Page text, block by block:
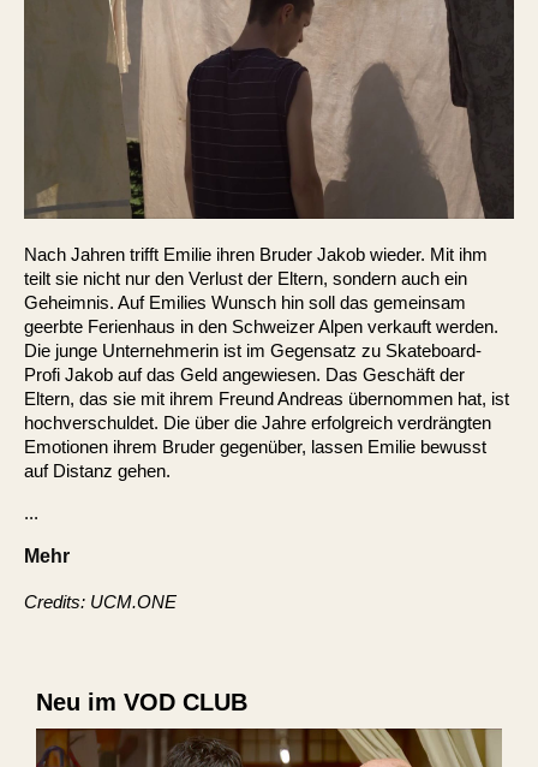
Nach Jahren trifft Emilie ihren Bruder Jakob wieder. Mit ihm
teilt sie nicht nur den Verlust der Eltern, sondern auch ein
Geheimnis. Auf Emilies Wunsch hin soll das gemeinsam
geerbte Ferienhaus in den Schweizer Alpen verkauft werden.
Die junge Unternehmerin ist im Gegensatz zu Skateboard-
Profi Jakob auf das Geld angewiesen. Das Geschäft der
Eltern, das sie mit ihrem Freund Andreas übernommen hat, ist
hochverschuldet. Die über die Jahre erfolgreich verdrängten
Emotionen ihrem Bruder gegenüber, lassen Emilie bewusst
auf Distanz gehen.
...
Mehr
Credits: UCM.ONE
Neu im VOD CLUB